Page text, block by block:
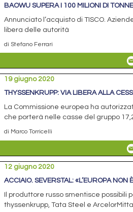
BAOWU SUPERA I 100 MILIONI DI
Annunciato l’acquisto di TISCO.
libera delle autorità
di Stefano Ferrari
19 giugno 2020
THYSSENKRUPP: VIA LIBERA ALLA
La Commissione europea ha
che porterà nelle casse del gruppo
di Marco Torricelli
12 giugno 2020
ACCIAIO. SEVERSTAL: «L’EUROPA NON
Il produttore russo smentisce possibili
thyssenkrupp, Tata Steel e ArcelorMittal